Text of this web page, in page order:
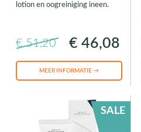
lotion en oogreiniging ineen.
€ 51,20 € 46,08
MEER INFORMATIE →
SALE